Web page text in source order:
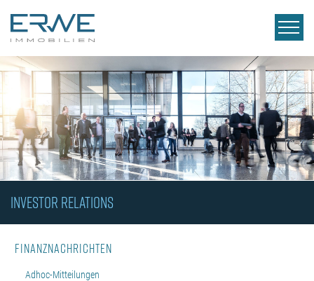
INVESTOR RELATIONS
Finanznachrichten
Adhoc-Mitteilungen